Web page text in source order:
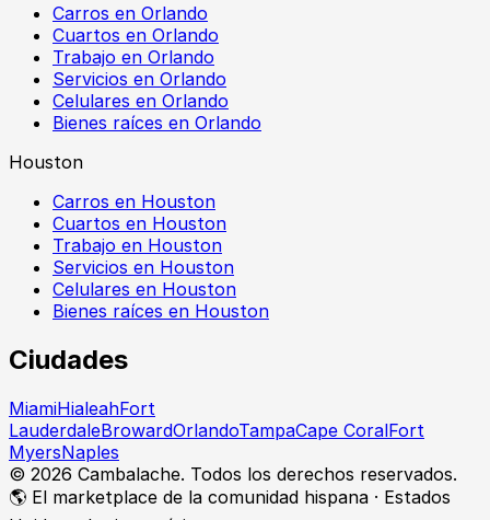
Carros en Orlando
Cuartos en Orlando
Trabajo en Orlando
Servicios en Orlando
Celulares en Orlando
Bienes raíces en Orlando
Houston
Carros en Houston
Cuartos en Houston
Trabajo en Houston
Servicios en Houston
Celulares en Houston
Bienes raíces en Houston
Ciudades
MiamiHialeahFort
LauderdaleBrowardOrlandoTampaCape CoralFort
MyersNaples
© 2026 Cambalache. Todos los derechos reservados.
🌎 El marketplace de la comunidad hispana · Estados